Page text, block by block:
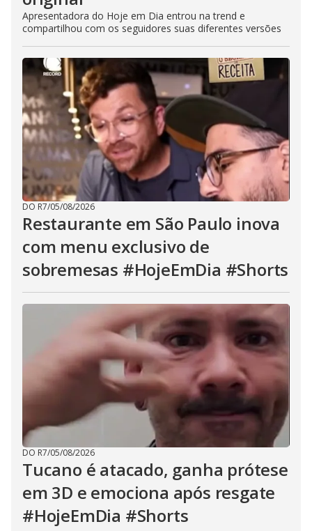
Apresentadora do Hoje em Dia entrou na trend e
compartilhou com os seguidores suas diferentes versões
DO R7/05/08/2026
Restaurante em São Paulo inova
com menu exclusivo de
sobremesas #HojeEmDia #Shorts
DO R7/05/08/2026
Tucano é atacado, ganha prótese
em 3D e emociona após resgate
#HojeEmDia #Shorts